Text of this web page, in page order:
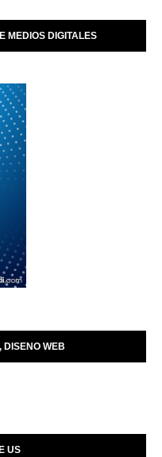
MEDIOS DIGITALES
DISENO WEB
US